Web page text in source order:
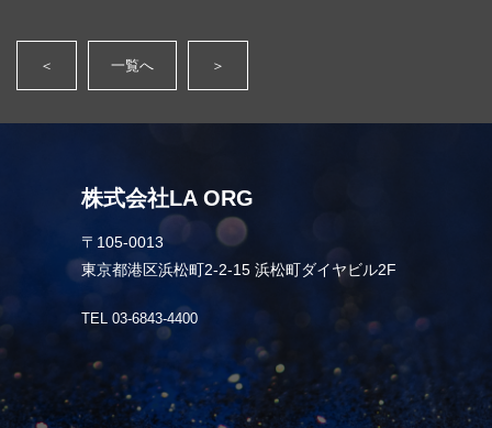
＜ 一覧へ ＞
株式会社LA ORG
〒105-0013
東京都港区浜松町2-2-15 浜松町ダイヤビル2F
TEL 03-6843-4400